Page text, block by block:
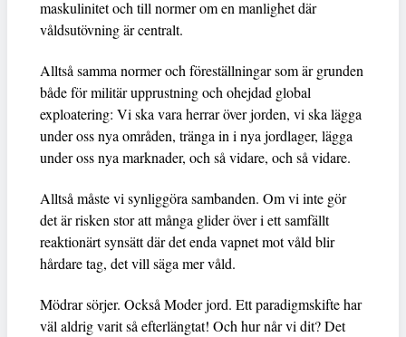
maskulinitet och till normer om en manlighet där
våldsutövning är centralt.
Alltså samma normer och föreställningar som är grunden
både för militär upprustning och ohejdad global
exploatering: Vi ska vara herrar över jorden, vi ska lägga
under oss nya områden, tränga in i nya jordlager, lägga
under oss nya marknader, och så vidare, och så vidare.
Alltså måste vi synliggöra sambanden. Om vi inte gör
det är risken stor att många glider över i ett samfällt
reaktionärt synsätt där det enda vapnet mot våld blir
hårdare tag, det vill säga mer våld.
Mödrar sörjer. Också Moder jord. Ett paradigmskifte har
väl aldrig varit så efterlängtat! Och hur når vi dit? Det